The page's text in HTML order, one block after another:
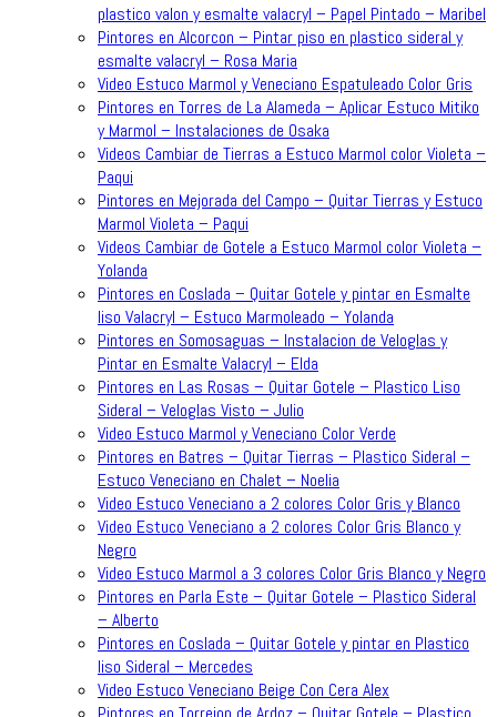
plastico valon y esmalte valacryl – Papel Pintado – Maribel
Pintores en Alcorcon – Pintar piso en plastico sideral y
esmalte valacryl – Rosa Maria
Video Estuco Marmol y Veneciano Espatuleado Color Gris
Pintores en Torres de La Alameda – Aplicar Estuco Mitiko
y Marmol – Instalaciones de Osaka
Videos Cambiar de Tierras a Estuco Marmol color Violeta –
Paqui
Pintores en Mejorada del Campo – Quitar Tierras y Estuco
Marmol Violeta – Paqui
Videos Cambiar de Gotele a Estuco Marmol color Violeta –
Yolanda
Pintores en Coslada – Quitar Gotele y pintar en Esmalte
liso Valacryl – Estuco Marmoleado – Yolanda
Pintores en Somosaguas – Instalacion de Veloglas y
Pintar en Esmalte Valacryl – Elda
Pintores en Las Rosas – Quitar Gotele – Plastico Liso
Sideral – Veloglas Visto – Julio
Video Estuco Marmol y Veneciano Color Verde
Pintores en Batres – Quitar Tierras – Plastico Sideral –
Estuco Veneciano en Chalet – Noelia
Video Estuco Veneciano a 2 colores Color Gris y Blanco
Video Estuco Veneciano a 2 colores Color Gris Blanco y
Negro
Video Estuco Marmol a 3 colores Color Gris Blanco y Negro
Pintores en Parla Este – Quitar Gotele – Plastico Sideral
– Alberto
Pintores en Coslada – Quitar Gotele y pintar en Plastico
liso Sideral – Mercedes
Video Estuco Veneciano Beige Con Cera Alex